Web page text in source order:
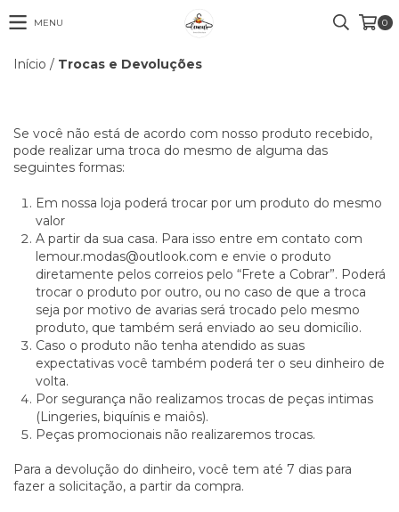
MENU 0
Início / Trocas e Devoluções
Se você não está de acordo com nosso produto recebido,
pode realizar uma troca do mesmo de alguma das
seguintes formas:
Em nossa loja poderá trocar por um produto do mesmo
valor
A partir da sua casa. Para isso entre em contato com
lemour.modas@outlook.com e envie o produto
diretamente pelos correios pelo “Frete a Cobrar”. Poderá
trocar o produto por outro, ou no caso de que a troca
seja por motivo de avarias será trocado pelo mesmo
produto, que também será enviado ao seu domicílio.
Caso o produto não tenha atendido as suas
expectativas você também poderá ter o seu dinheiro de
volta.
Por segurança não realizamos trocas de peças intimas
(Lingeries, biquínis e maiôs).
Peças promocionais não realizaremos trocas.
Para a devolução do dinheiro, você tem até 7 dias para
fazer a solicitação, a partir da compra.